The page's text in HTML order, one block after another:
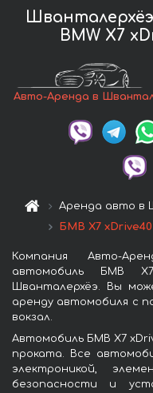
BMW X7
Авто-Аренда в
Аренда авто в
БМВ X7
Компания Авто-
автомобиль БМВ
Шванталерхёэ. Вы
аренду автомобиля с
вокзал.
Автомобиль БМВ X7
проката. Все
электроникой,
безопасности и